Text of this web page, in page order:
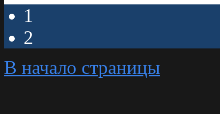
1
2
В начало страницы